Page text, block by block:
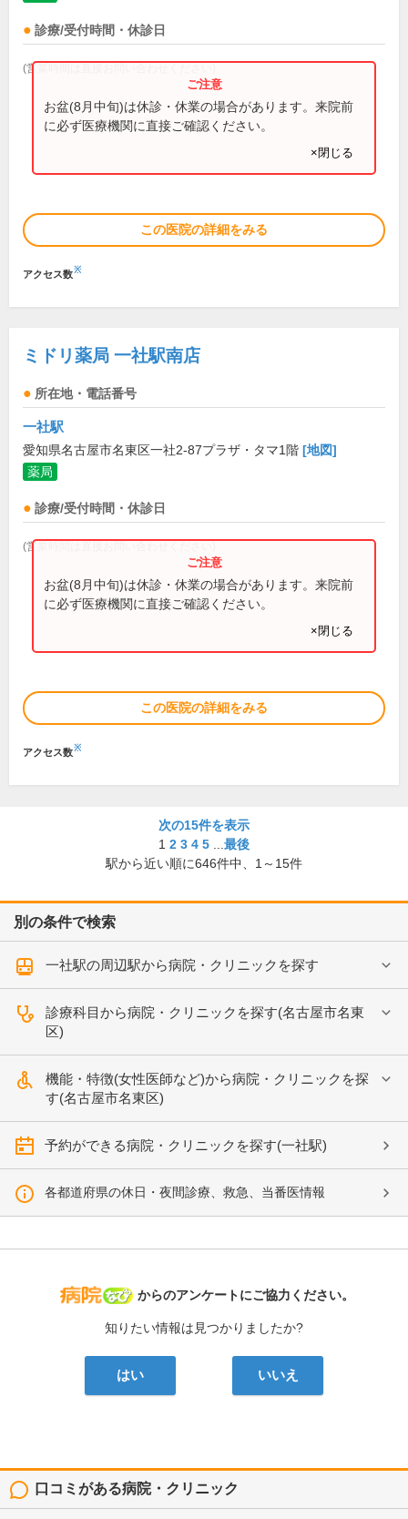
診療/受付時間・休診日
(営業時間は直接お問い合わせください)
お盆(8月中旬)は休診・休業の場合があります。来院前
に必ず医療機関に直接ご確認ください。
×閉じる
この医院の詳細をみる
アクセス数※
ミドリ薬局 一社駅南店
所在地・電話番号
一社駅
愛知県名古屋市名東区一社2-87プラザ・タマ1階 [地図]
薬局
診療/受付時間・休診日
(営業時間は直接お問い合わせください)
お盆(8月中旬)は休診・休業の場合があります。来院前
に必ず医療機関に直接ご確認ください。
×閉じる
この医院の詳細をみる
アクセス数※
次の15件を表示
1 2 3 4 5
最後
駅から近い順に646件中、 1～15件
別の条件で検索
一社駅の周辺駅から病院・クリニックを探す
診療科目から病院・クリニックを探す(名古屋市名東
区)
機能・特徴(女性医師など)から病院・クリニックを探
す(名古屋市名東区)
予約ができる病院・クリニックを探す(一社駅)
各都道府県の休日・夜間診療、救急、当番医情報
病院なび
からのアンケートにご協力ください。
知りたい情報は見つかりましたか?
はい いいえ
口コミがある病院・クリニック